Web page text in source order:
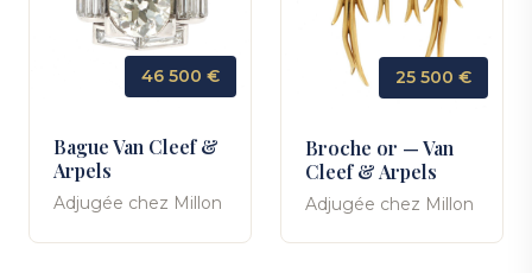
46 500 €
Bague Van Cleef &
Arpels
Adjugée chez Millon
25 500 €
Broche or — Van
Cleef & Arpels
Adjugée chez Millon